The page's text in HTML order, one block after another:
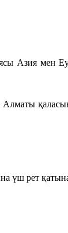
Азия мен
үш рет